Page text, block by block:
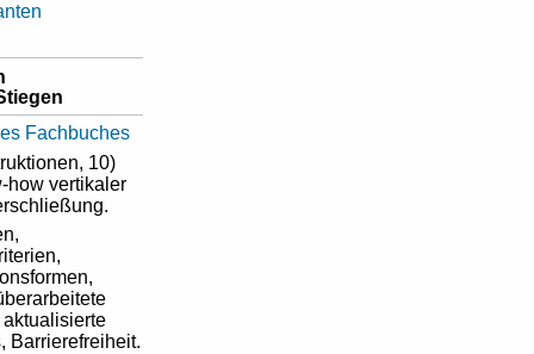
10)
how vertikaler
Barrierefreiheit.